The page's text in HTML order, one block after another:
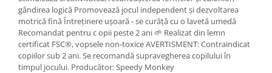
gândirea logică Promovează jocul independent și dezvoltarea
motrică fină Întreținere ușoară - se curăță cu o lavetă umedă
Recomandat pentru c opii peste 2 ani 🌱 Realizat din lemn
certificat FSC®, vopsele non-toxice AVERTISMENT: Contraindicat
copiilor sub 2 ani. Se recomandă supravegherea copilului în
timpul jocului. Producător: Speedy Monkey